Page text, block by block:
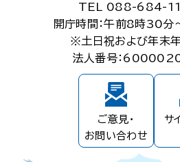
TEL 088-684-
開庁時間：午前8時30
※土日祝および年末
法人番号：
ご意見・
お問い合わせ
サ